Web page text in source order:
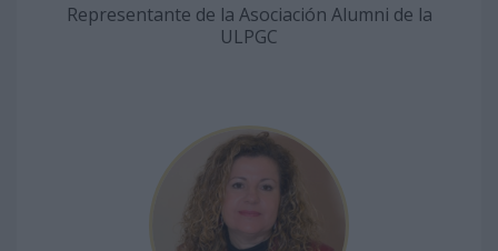
Representante de la Asociación Alumni de la
ULPGC